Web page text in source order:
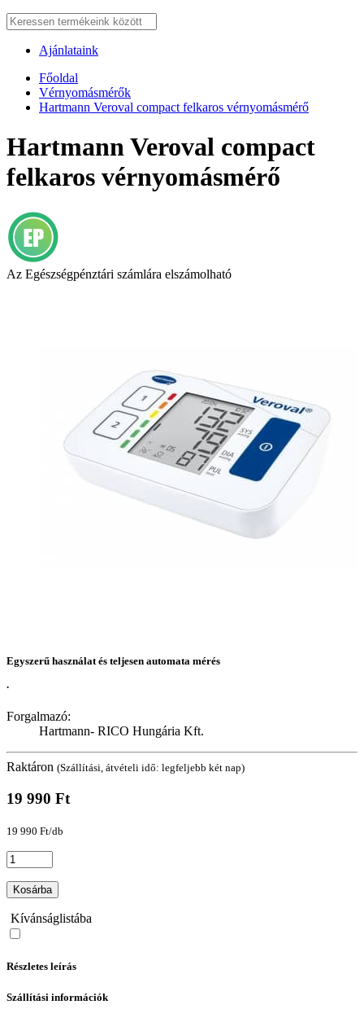
Ajánlataink
Főoldal
Vérnyomásmérők
Hartmann Veroval compact felkaros vérnyomásmérő
Hartmann Veroval compact
felkaros vérnyomásmérő
Az Egészségpénztári számlára elszámolható
Egyszerű használat és teljesen automata mérés
.
Forgalmazó:
Hartmann- RICO Hungária Kft.
Raktáron (Szállítási, átvételi idő: legfeljebb két nap)
19 990 Ft
19 990 Ft/db
Kosárba
Kívánságlistába
Részletes leírás
Szállítási információk